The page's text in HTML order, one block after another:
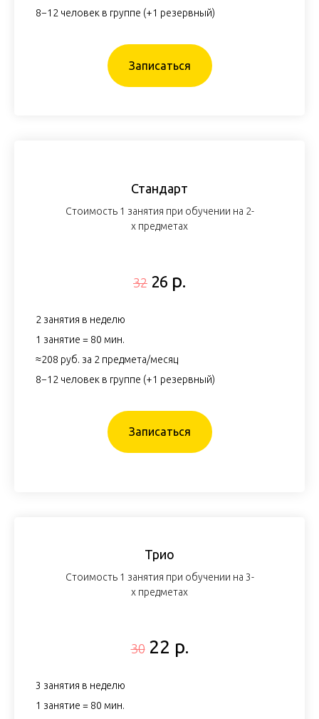
8−12 человек в группе (+1 резервный)
Записаться
Стандарт
Стоимость 1 занятия при обучении на 2-
х предметах
32 26 р.
2 занятия в неделю
1 занятие = 80 мин.
≈208 руб. за 2 предмета/месяц
8−12 человек в группе (+1 резервный)
Записаться
Трио
Стоимость 1 занятия при обучении на 3-
х предметах
30 22 р.
3 занятия в неделю
1 занятие = 80 мин.